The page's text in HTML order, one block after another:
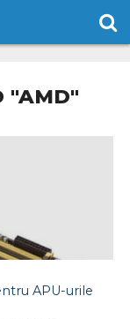
"AMD"
APU-urile